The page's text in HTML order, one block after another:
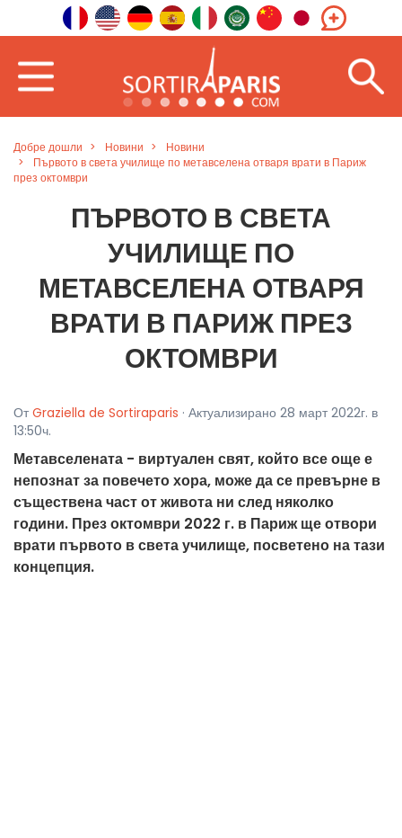
Добре дошли Новини
Новини
Първото в света училище по метавселена отваря врати в Париж
през октомври
ПЪРВОТО В СВЕТА
УЧИЛИЩЕ ПО
МЕТАВСЕЛЕНА ОТВАРЯ
ВРАТИ В ПАРИЖ ПРЕЗ
ОКТОМВРИ
От Graziella de Sortiraparis · Актуализирано 28 март 2022г. в
13:50ч.
Метавселената - виртуален свят, който все още е
непознат за повечето хора, може да се превърне в
съществена част от живота ни след няколко
години. През октомври 2022 г. в Париж ще отвори
врати първото в света училище, посветено на тази
концепция.